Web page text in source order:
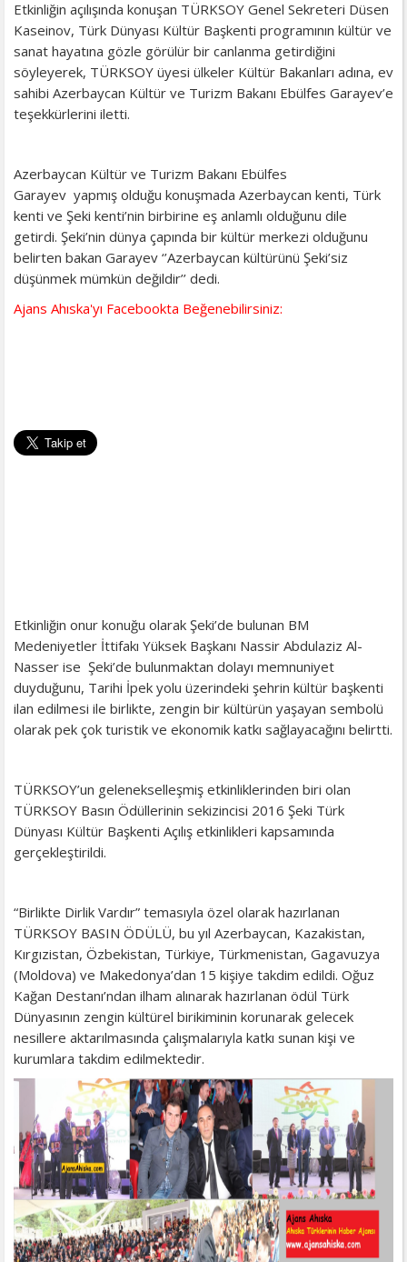
Etkinliğin açılışında konuşan TÜRKSOY Genel Sekreteri Düsen
Kaseinov, Türk Dünyası Kültür Başkenti programının kültür ve
sanat hayatına gözle görülür bir canlanma getirdiğini
söyleyerek, TÜRKSOY üyesi ülkeler Kültür Bakanları adına, ev
sahibi Azerbaycan Kültür ve Turizm Bakanı Ebülfes Garayev’e
teşekkürlerini iletti.
Azerbaycan Kültür ve Turizm Bakanı Ebülfes
Garayev yapmış olduğu konuşmada Azerbaycan kenti, Türk
kenti ve Şeki kenti’nin birbirine eş anlamlı olduğunu dile
getirdi. Şeki’nin dünya çapında bir kültür merkezi olduğunu
belirten bakan Garayev ‘’Azerbaycan kültürünü Şeki’siz
düşünmek mümkün değildir’’ dedi.
Ajans Ahıska'yı Facebookta Beğenebilirsiniz:
Etkinliğin onur konuğu olarak Şeki’de bulunan BM
Medeniyetler İttifakı Yüksek Başkanı Nassir Abdulaziz Al-
Nasser ise Şeki’de bulunmaktan dolayı memnuniyet
duyduğunu, Tarihi İpek yolu üzerindeki şehrin kültür başkenti
ilan edilmesi ile birlikte, zengin bir kültürün yaşayan sembolü
olarak pek çok turistik ve ekonomik katkı sağlayacağını belirtti.
TÜRKSOY’un gelenekselleşmiş etkinliklerinden biri olan
TÜRKSOY Basın Ödüllerinin sekizincisi 2016 Şeki Türk
Dünyası Kültür Başkenti Açılış etkinlikleri kapsamında
gerçekleştirildi.
“Birlikte Dirlik Vardır” temasıyla özel olarak hazırlanan
TÜRKSOY BASIN ÖDÜLÜ, bu yıl Azerbaycan, Kazakistan,
Kırgızistan, Özbekistan, Türkiye, Türkmenistan, Gagavuzya
(Moldova) ve Makedonya’dan 15 kişiye takdim edildi. Oğuz
Kağan Destanı’ndan ilham alınarak hazırlanan ödül Türk
Dünyasının zengin kültürel birikiminin korunarak gelecek
nesillere aktarılmasında çalışmalarıyla katkı sunan kişi ve
kurumlara takdim edilmektedir.